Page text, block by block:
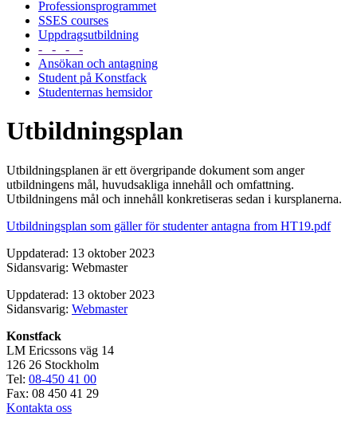
Professionsprogrammet
SSES courses
Uppdragsutbildning
- - - -
Ansökan och antagning
Student på Konstfack
Studenternas hemsidor
Utbildningsplan
Utbildningsplanen är ett övergripande dokument som anger
utbildningens mål, huvudsakliga innehåll och omfattning.
Utbildningens mål och innehåll konkretiseras sedan i kursplanerna.
Utbildningsplan som gäller för studenter antagna from HT19.pdf
Uppdaterad: 13 oktober 2023
Sidansvarig: Webmaster
Uppdaterad: 13 oktober 2023
Sidansvarig: Webmaster
Konstfack
LM Ericssons väg 14
126 26 Stockholm
Tel: 08-450 41 00
Fax: 08 450 41 29
Kontakta oss